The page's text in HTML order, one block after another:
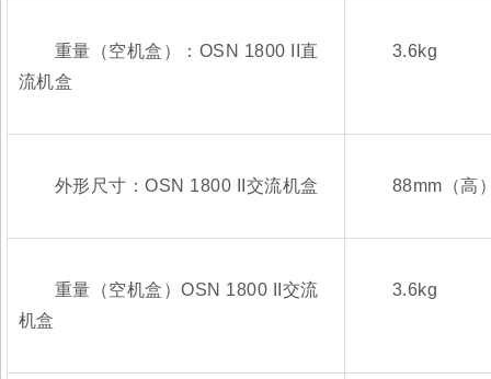
重量（空机盒）：OSN 1800 II直
流机盒
3.6kg
外形尺寸：OSN 1800 II交流机盒 88mm（高）
重量（空机盒）OSN 1800 II交流
机盒
3.6kg